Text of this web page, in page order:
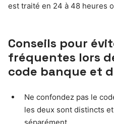
est traité en 24 à 48 heures
Conseils pour
fréquentes lors
code banque et
Ne confondez pas le
les deux sont distincts